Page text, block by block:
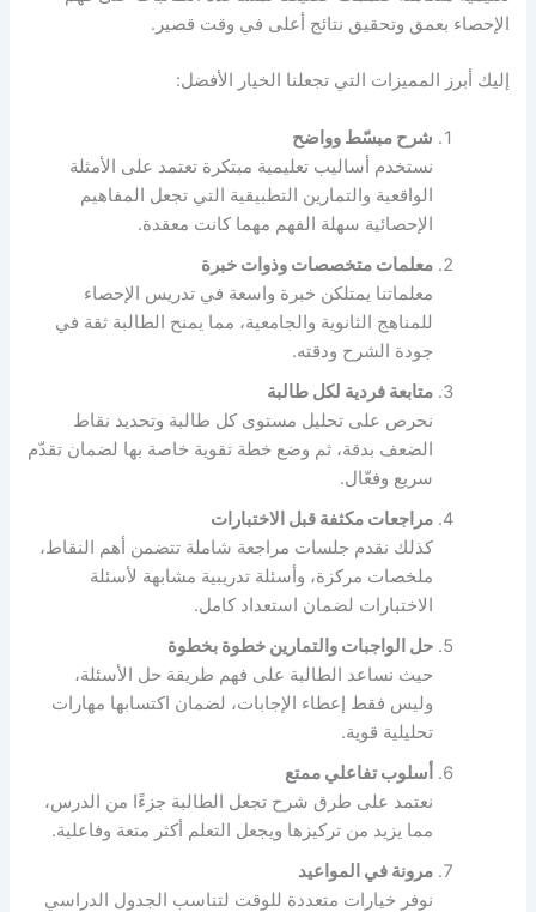
الإحصاء بعمق وتحقيق نتائج أعلى في وقت قصير.
إليك أبرز المميزات التي تجعلنا الخيار الأفضل:
شرح مبسّط وواضح
نستخدم أساليب تعليمية مبتكرة تعتمد على الأمثلة
الواقعية والتمارين التطبيقية التي تجعل المفاهيم
الإحصائية سهلة الفهم مهما كانت معقدة.
معلمات متخصصات وذوات خبرة
معلماتنا يمتلكن خبرة واسعة في تدريس الإحصاء
للمناهج الثانوية والجامعية، مما يمنح الطالبة ثقة في
جودة الشرح ودقته.
متابعة فردية لكل طالبة
نحرص على تحليل مستوى كل طالبة وتحديد نقاط
الضعف بدقة، ثم وضع خطة تقوية خاصة بها لضمان تقدّم
سريع وفعّال.
مراجعات مكثفة قبل الاختبارات
كذلك نقدم جلسات مراجعة شاملة تتضمن أهم النقاط،
ملخصات مركزة، وأسئلة تدريبية مشابهة لأسئلة
الاختبارات لضمان استعداد كامل.
حل الواجبات والتمارين خطوة بخطوة
حيث نساعد الطالبة على فهم طريقة حل الأسئلة،
وليس فقط إعطاء الإجابات، لضمان اكتسابها مهارات
تحليلية قوية.
أسلوب تفاعلي ممتع
نعتمد على طرق شرح تجعل الطالبة جزءًا من الدرس،
مما يزيد من تركيزها ويجعل التعلم أكثر متعة وفاعلية.
مرونة في المواعيد
نوفر خيارات متعددة للوقت لتناسب الجدول الدراسي